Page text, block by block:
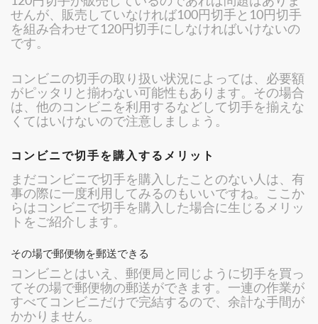
せんが、販売していなければ100円切手と10円切手
を組み合わせて120円切手にしなければいけないの
です。
コンビニの切手の取り扱い状況によっては、必要額
がピッタリと揃わない可能性もあります。その場合
は、他のコンビニを利用するなどして切手を揃えな
くてはいけないので注意しましょう。
コンビニで切手を購入するメリット
まだコンビニで切手を購入したことのない人は、有
事の際に一度利用してみるのもいいですね。ここか
らはコンビニで切手を購入した場合に生じるメリッ
トをご紹介します。
その場で郵便物を郵送できる
コンビニとはいえ、郵便局と同じように切手を買っ
てその場で郵便物の郵送ができます。一連の作業が
すべてコンビニだけで完結するので、余計な手間が
かかりません。